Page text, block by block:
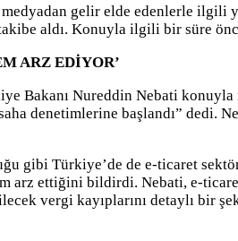
gelir elde edenlerle ilgili
aldı. Konuyla ilgili bir süre
ARZ EDİYOR’
Bakanı Nureddin Nebati
denetimlerine başlandı”
gibi Türkiye’de de e-ticaret
arz ettiğini bildirdi. Nebati, e-
vergi kayıplarını detaylı bir